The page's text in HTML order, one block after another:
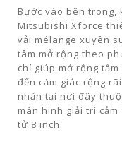
Bước vào bên trong,
Mitsubishi Xforce
vải mélange xuyên
tâm mở rộng theo
chỉ giúp mở rộng
đến cảm giác rộng
nhấn tại nơi đây
màn hình giải trí
tử 8 inch.